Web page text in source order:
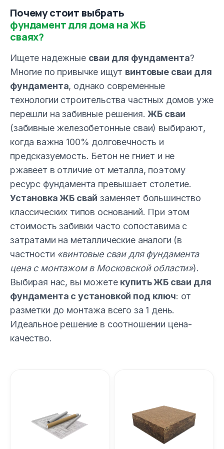
Почему стоит выбрать
фундамент для дома на ЖБ
сваях?
Ищете надежные сваи для фундамента?
Многие по привычке ищут винтовые сваи для
фундамента, однако современные
технологии строительства частных домов уже
перешли на забивные решения.ЖБ сваи
(забивные железобетонные сваи) выбирают,
когда важна 100% долговечность и
предсказуемость. Бетон не гниет и не
ржавеет в отличие от металла, поэтому
ресурс фундамента превышает столетие.
Установка ЖБ свай заменяет большинство
классических типов оснований. При этом
стоимость забивки часто сопоставима с
затратами на металлические аналоги (в
частности «винтовые сваи для фундамента
цена с монтажом в Московской области»).
Выбирая нас, вы можете купить ЖБ сваи для
фундамента с установкой под ключ: от
разметки до монтажа всего за 1 день.
Идеальное решение в соотношении цена-
качество.